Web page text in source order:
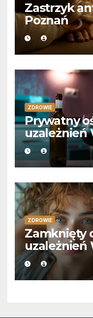
Zastrzyk
Poznań
ZDROWIE
Prywatny
uzależnień
ZDROWIE
Zamknięty
uzależnień